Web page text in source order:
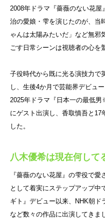
2008年ドラマ『薔薇のない花
治の愛娘・雫を演じたのが、当
ゃんは太陽みたいだ」など無邪
ごす日常シーンは視聴者の心を
子役時代から既に光る演技力で
し、生後4か月で芸能界デビュ
2025年ドラマ『日本一の最低
にゲスト出演し、香取慎吾と17
した。
八木優希は現在何して
『薔薇のない花屋』の雫役で
として着実にステップアップ中
ギト』デビュー以来、NHK朝ド
など数々の作品に出演してきま